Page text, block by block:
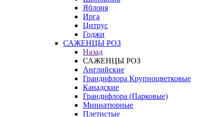
Яблоня
Ирга
Цитрус
Годжи
САЖЕНЦЫ РОЗ
Назад
САЖЕНЦЫ РОЗ
Английские
Грандифлора Крупноцветковые
Канадские
Грандифлора (Парковые)
Миниатюрные
Плетистые